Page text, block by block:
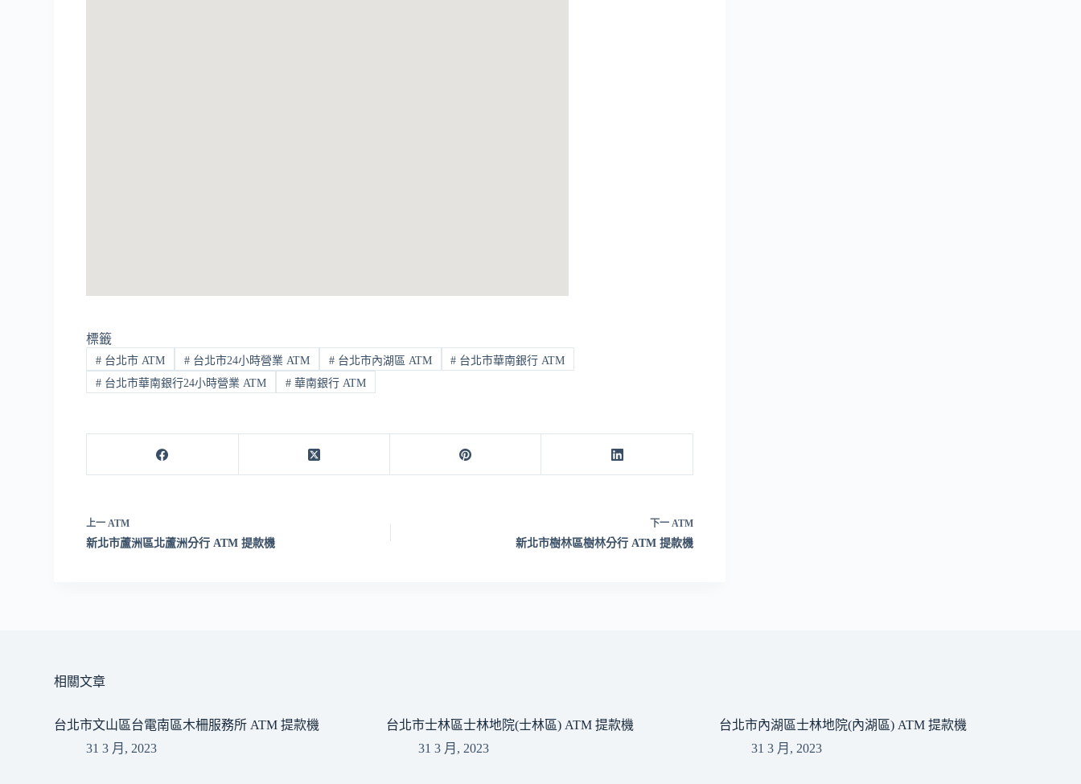
標籤
# 台北市 ATM #台北市24小時營業 ATM #台北市內湖區 ATM # 台北市華南銀行 ATM
# 台北市華南銀行24小時營業 ATM #華南銀行 ATM
上一ATM
新北市蘆洲區北蘆洲分行 ATM 提款機
下一 ATM
新北市樹林區樹林分行 ATM 提款機
相關文章
台北市文山區台電南區木柵服務所 ATM 提款機
31 3 月, 2023
台北市士林區士林地院(士林區) ATM 提款機
31 3 月, 2023
台北市內湖區士林地院(內湖區) ATM 提款機
31 3 月, 2023